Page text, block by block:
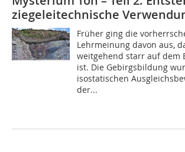
ziegeleitechnische
Früher ging die
Lehrmeinung davon aus,
weitgehend starr auf dem
ist. Die Gebirgsbildung
isostatischen
der...